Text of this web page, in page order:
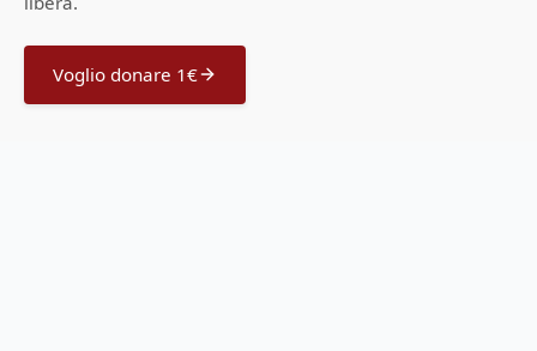
Voglio donare 1€